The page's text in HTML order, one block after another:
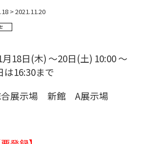
> 2021.11.20
18日(木) ～20日(土) 10:00 ～
16:30まで
合展示場 新館 A展示場